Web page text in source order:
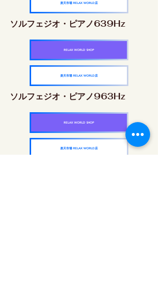
楽天市場 RELAX WORLD店
ソルフェジオ・ピアノ639Hz
RELAX WORLD SHOP
楽天市場 RELAX WORLD店
ソルフェジオ・ピアノ963Hz
RELAX WORLD SHOP
楽天市場 RELAX WORLD店